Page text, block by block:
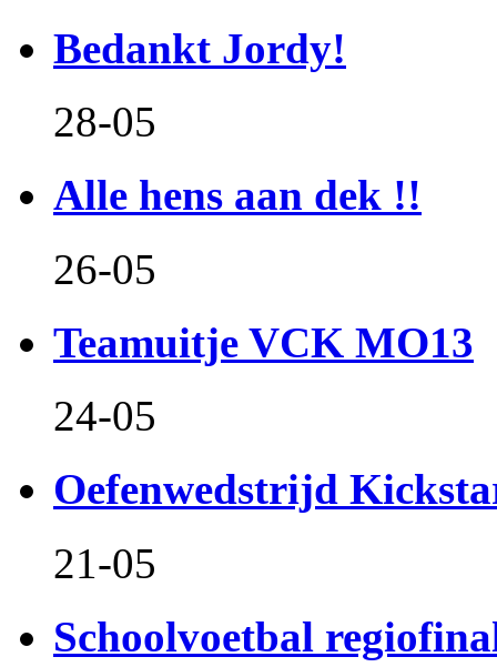
Bedankt Jordy!
28-05
Alle hens aan dek !!
26-05
Teamuitje VCK MO13
24-05
Oefenwedstrijd
21-05
Schoolvoetbal